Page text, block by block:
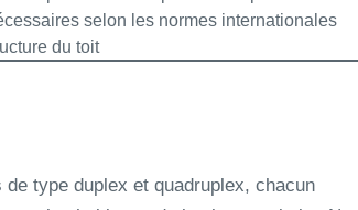
selon les normes internationales
du toit
type duplex et quadruplex, chacun